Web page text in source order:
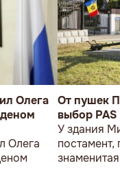
Олега
Олега
От пушек
выбор PAS
У здания
постамент,